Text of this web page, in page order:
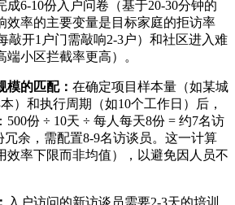
6-10份入户问卷（基于20-30分钟的
效率的主要变量是目标家庭的拒访率
敲开1户门需敲响2-3户）和社区进入难
小区拦截率更高）。
模的匹配： 在确定项目样本量（如某城
）和执行周期（如10个工作日）后，
份 ÷ 10天 ÷ 每人每天8份 = 约7名访
冗余，需配置8-9名访谈员。这一计算
效率下限而非均值），以避免因人员不